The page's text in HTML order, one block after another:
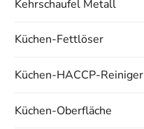
Kehrschaufel Metall
Küchen-Fettlöser
Küchen-HACCP-Reiniger
Küchen-Oberfläche